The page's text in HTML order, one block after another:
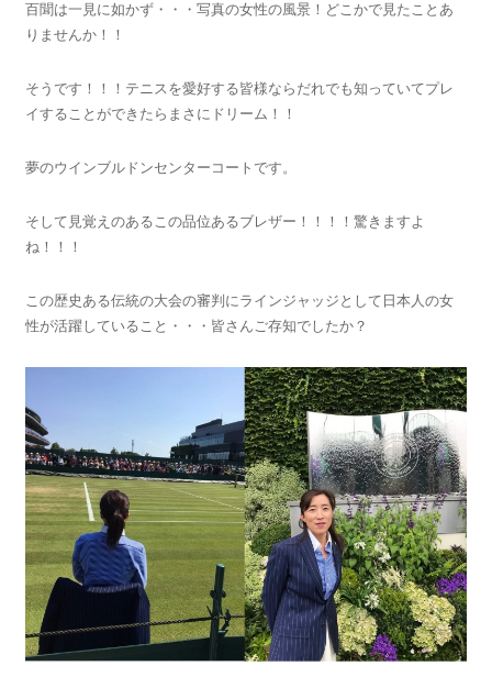
百聞は一見に如かず・・・写真の女性の風景！どこかで見たことあ
りませんか！！
そうです！！！テニスを愛好する皆様ならだれでも知っていてプレ
イすることができたらまさにドリーム！！
夢のウインブルドンセンターコートです。
そして見覚えのあるこの品位あるブレザー！！！！驚きますよ
ね！！！
この歴史ある伝統の大会の審判にラインジャッジとして日本人の女
性が活躍していること・・・皆さんご存知でしたか？